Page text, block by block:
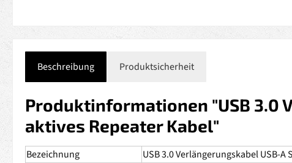
Beschreibung Produktsicherheit
Produktinformationen "USB 3.0
aktives Repeater Kabel"
Bezeichnung
USB 3.0 Verlängerungskabel USB-